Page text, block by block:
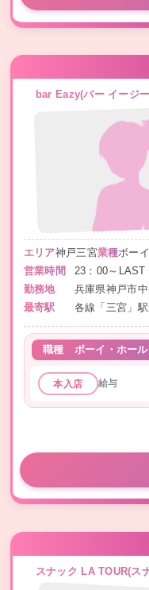
bar Eazy(バー イージ
エリア神戸三宮業種ボー
営業時間
23：00～LAST
勤務地
兵庫県神戸市
最寄駅
各線「三宮」
職種 ボーイ・ホー
本入店 給与
スナック LA TOUR(ス